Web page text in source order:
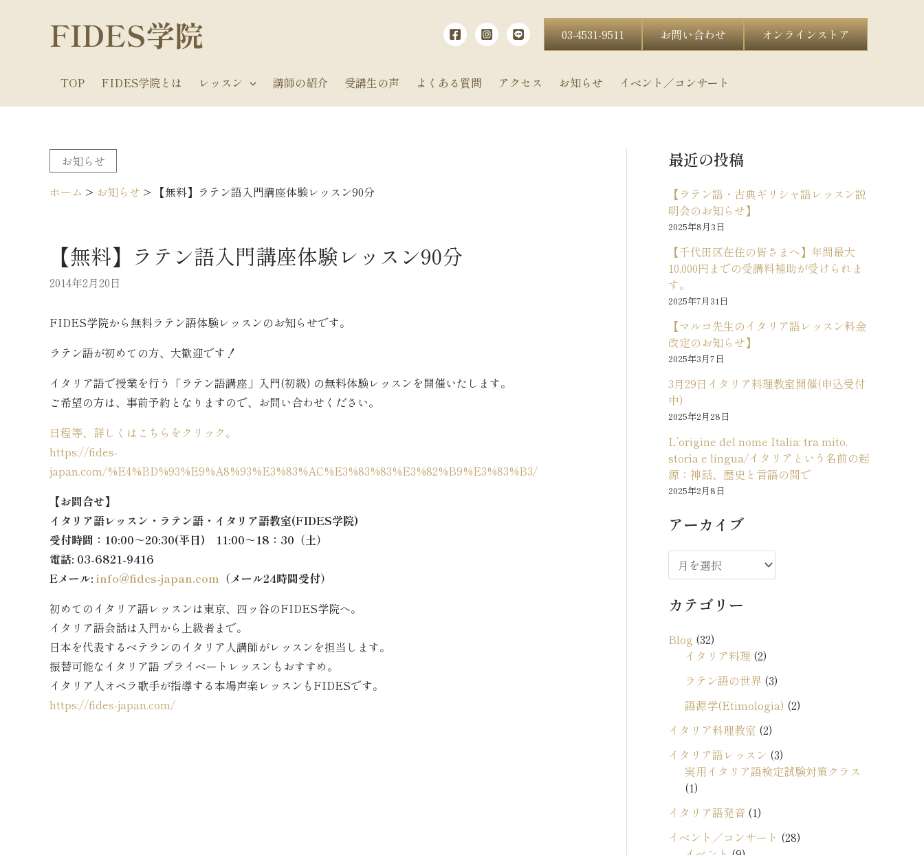
ッ
FIDES学院 03-4531-9511 お問い合わせ オンラインストア
TOP FIDES学院とは レッスン 講師の紹介 受講生の声 よくある質問 アクセス お知らせ イベント／コンサート
お知らせ
ホーム > お知らせ > 【無料】ラテン語入門講座体験レッスン90分
【無料】ラテン語入門講座体験レッスン90分
2014年2月20日
FIDES学院から無料ラテン語体験レッスンのお知らせです。
ラテン語が初めての方、大歓迎です！
イタリア語で授業を行う「ラテン語講座」入門(初級) の無料体験レッスンを開催いたします。
ご希望の方は、事前予約となりますので、お問い合わせください。
日程等、詳しくはこちらをクリック。
https://fides-
japan.com/%E4%BD%93%E9%A8%93%E3%83%AC%E3%83%83%E3%82%B9%E3%83%B3/
【お問合せ】
イタリア語レッスン・ラテン語・イタリア語教室(FIDES学院)
受付時間：10:00～20:30(平日) 11:00～18：30（土）
電話: 03-6821-9416
Eメール: info@fides-japan.com （メール24時間受付）
初めてのイタリア語レッスンは東京、四ッ谷のFIDES学院へ。
イタリア語会話は入門から上級者まで。
日本を代表するベテランのイタリア人講師がレッスンを担当します。
振替可能なイタリア語 プライベートレッスンもおすすめ。
イタリア人オペラ歌手が指導する本場声楽レッスンもFIDESです。
https://fides-japan.com/
最近の投稿
【ラテン語・古典ギリシャ語レッスン説
明会のお知らせ】
2025年8月3日
【千代田区在住の皆さまへ】年間最大
10,000円までの受講料補助が受けられま
す。
2025年7月31日
【マルコ先生のイタリア語レッスン料金
改定のお知らせ】
2025年3月7日
3月29日イタリア料理教室開催(申込受付
中)
2025年2月28日
L’origine del nome Italia: tra mito,
storia e lingua/イタリアという名前の起
源：神話、歴史と言語の間で
2025年2月8日
アーカイブ
ー
カ
ブ
カテゴリー
Blog (32)
イタリア料理 (2)
ラテン語の世界 (3)
語源学(Etimologia) (2)
イタリア料理教室 (2)
イタリア語レッスン (3)
実用イタリア語検定試験対策クラス
(1)
イタリア語発音 (1)
イベント／コンサート (28)